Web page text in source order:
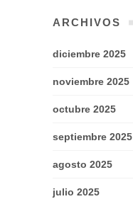
ARCHIVOS
diciembre 2025
noviembre 2025
octubre 2025
septiembre 2025
agosto 2025
julio 2025